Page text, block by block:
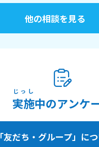
他の相談を見る
実施
じっし
中のアンケ
「友だち・グループ」に